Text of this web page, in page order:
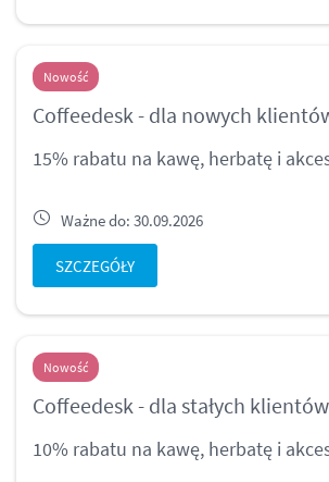
Nowość
Coffeedesk - dla nowych
15% rabatu na kawę, herbatę i
Ważne do: 30.09.2026
SZCZEGÓŁY
Nowość
Coffeedesk - dla stałych klientów
10% rabatu na kawę, herbatę i